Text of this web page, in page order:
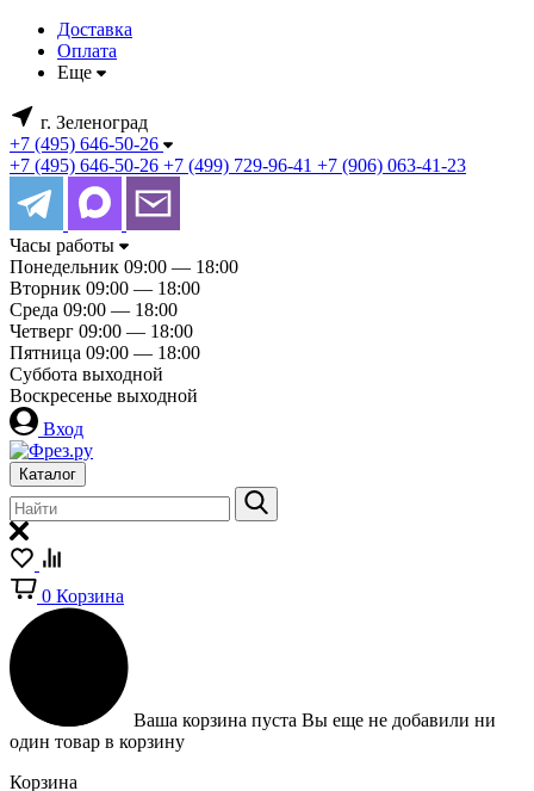
Доставка
Оплата
Еще
г. Зеленоград
+7 (495) 646-50-26
+7 (495) 646-50-26 +7 (499) 729-96-41 +7 (906) 063-41-23
Часы работы
Понедельник 09:00 — 18:00
Вторник 09:00 — 18:00
Среда 09:00 — 18:00
Четверг 09:00 — 18:00
Пятница 09:00 — 18:00
Суббота выходной
Воскресенье выходной
Вход
Каталог
0 Корзина
Ваша корзина пуста Вы еще не добавили ни
один товар в корзину
Корзина